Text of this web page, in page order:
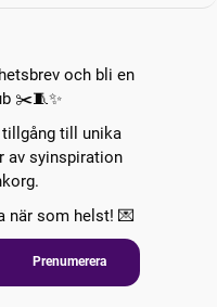
och bli en
✂️🧵✨
tillgång till unika
av syinspiration
när som helst! 💌
Prenumerera